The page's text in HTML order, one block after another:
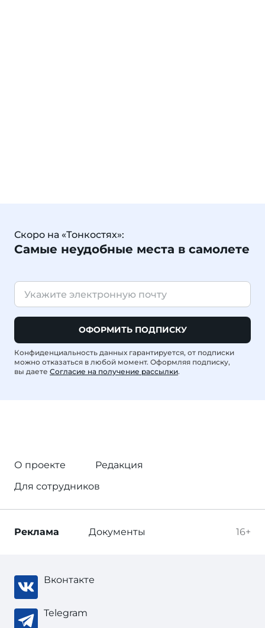
Скоро на «Тонкостях»:
Самые неудобные места в самолете
ОФОРМИТЬ ПОДПИСКУ
Конфиденциальность данных гарантируется, от подписки
можно отказаться в любой момент. Оформляя подписку,
вы даете Согласие на получение рассылки.
О проекте
Редакция
Для сотрудников
16+
Реклама Документы
Вконтакте
Telegram